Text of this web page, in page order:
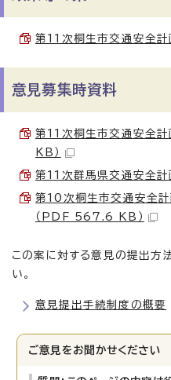
第11次桐生市交通安全
意見募集時資料
第11次桐生市交通安全
KB）
第11次群馬県交通安全計
第10次桐生市交通安全計
（PDF 567.6 KB）
この案に対する意見の提出方
い。
意見提出手続制度の概要
ご意見をお聞かせください